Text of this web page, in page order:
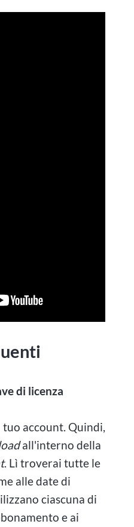
di licenza
account. Quindi,
all'interno della
. Lì troverai tutte le
alle date di
ciascuna di
e ai